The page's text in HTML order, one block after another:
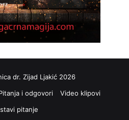
dr. Zijad Ljakić 2026
i odgovori
Video klipovi
pitanje